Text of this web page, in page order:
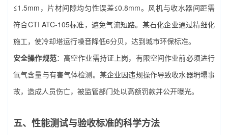
≤1.5mm，片材间隙均匀性误差≤0.8mm。风机与收水器间距需
符合CTI ATC-105标准，避免气流短路。某石化企业通过精细化
施工，使冷却塔运行噪音降低6分贝，达到城市环保标准。
安全操作规范：高空作业需持证上岗，有限空间作业前必须进行
氧气含量与有害气体检测。某企业因违规操作导致收水器坍塌事
故，造成人员伤亡，被监管部门处以高额罚款并公开曝光。
五、性能测试与验收标准的科学方法